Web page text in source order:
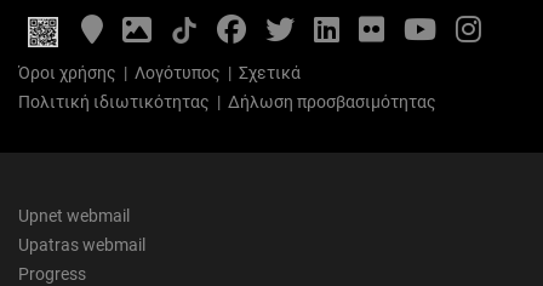
Google
Maps
Photo
Gallery
FacebookTwitterLinkedIn
FlickrYouTube
Όροι χρήσης | Λογότυπος | Σχετικά
Πολιτική ιδιωτικότητας | Δήλωση προσβασιμότητας
Upnet webmail
Upatras webmail
Progress